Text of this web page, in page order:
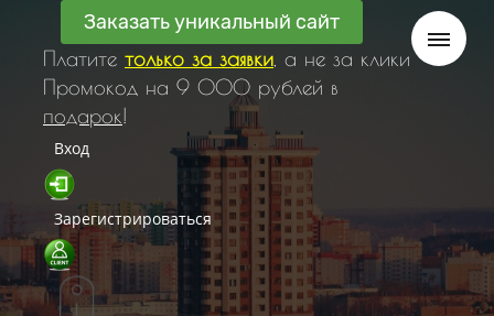
Заказать уникальный сайт
Платите только за заявки , а не за клики
Промокод на 9 000 рублей в
подарок!
Вход
Зарегистрироваться